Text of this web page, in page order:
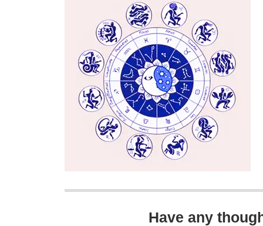
Have any